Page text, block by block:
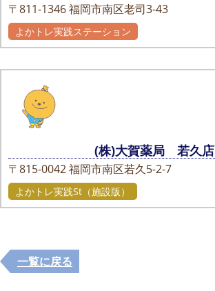
〒811-1346福岡市南区老司3-43
よかトレ実践ステーション
(株)大賀薬局 若久店
〒815-0042福岡市南区若久5-2-7
よかトレ実践St（施設版）
一覧に戻る